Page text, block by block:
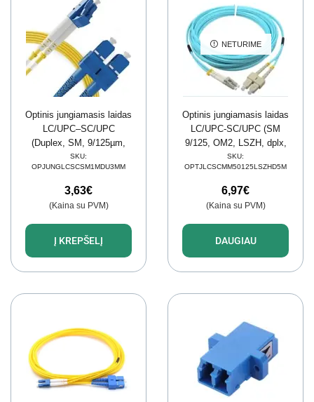
Optinis jungiamasis laidas
LC/UPC–SC/UPC
(Duplex, SM, 9/125µm,
OS1/OS2, LSZH, 3mm,
1m)
SKU:
OPJUNGLCSCSM1MDU3MM
3,63€
(Kaina su PVM)
Į KREPŠELĮ
NETURIME
Optinis jungiamasis laidas
LC/UPC-SC/UPC (SM
9/125, OM2, LSZH, dplx,
5m)
SKU:
OPTJLCSCMM50125LSZHD5M
6,97€
(Kaina su PVM)
DAUGIAU